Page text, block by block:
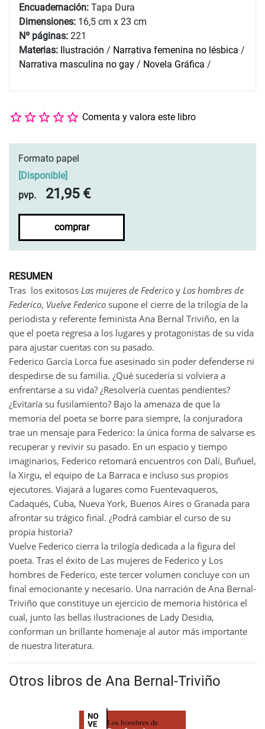
Encuadernación: Tapa Dura
Dimensiones: 16,5 cm x 23 cm
Nº páginas: 221
Materias: Ilustración / Narrativa femenina no lésbica /
Narrativa masculina no gay / Novela Gráfica /
Comenta y valora este libro
Formato papel
Disponible]
pvp.
21,95 €
comprar
RESUMEN
Tras los exitosos Las mujeres de Federico y Los hombres de
Federico, Vuelve Federico supone el cierre de la trilogía de la
periodista y referente feminista Ana Bernal Triviño, en la
que el poeta regresa a los lugares y protagonistas de su vida
para ajustar cuentas con su pasado.
Federico García Lorca fue asesinado sin poder defenderse ni
despedirse de su familia. ¿Qué sucedería si volviera a
enfrentarse a su vida? ¿Resolvería cuentas pendientes?
¿Evitaría su fusilamiento? Bajo la amenaza de que la
memoria del poeta se borre para siempre, la conjuradora
trae un mensaje para Federico: la única forma de salvarse es
recuperar y revivir su pasado. En un espacio y tiempo
imaginarios, Federico retomará encuentros con Dalí, Buñuel,
la Xirgu, el equipo de La Barraca e incluso sus propios
ejecutores. Viajará a lugares como Fuentevaqueros,
Cadaqués, Cuba, Nueva York, Buenos Aires o Granada para
afrontar su trágico final. ¿Podrá cambiar el curso de su
propia historia?
Vuelve Federico cierra la trilogía dedicada a la figura del
poeta. Tras el éxito de Las mujeres de Federico y Los
hombres de Federico, este tercer volumen concluye con un
final emocionante y necesario. Una narración de Ana Bernal-
Triviño que constituye un ejercicio de memoria histórica el
cual, junto las bellas ilustraciones de Lady Desidia,
conforman un brillante homenaje al autor más importante
de nuestra literatura.
Otros libros de Ana Bernal-Triviño